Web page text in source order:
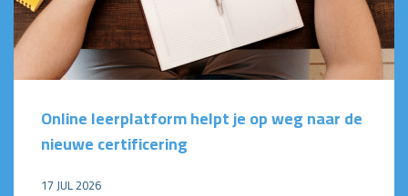
Online leerplatform helpt je op weg naar de
nieuwe certificering
17 JUL 2026